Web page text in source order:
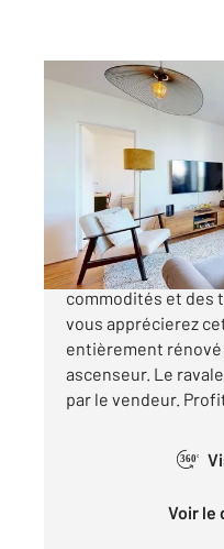
ANGLET 64
, 4 pièces
Ref : 5082
Appartement
278
ANGLET Au calme
commodités et des
vous apprécierez
entièrement rénové
ascenseur. Le
par le vendeur.
360°
Voir